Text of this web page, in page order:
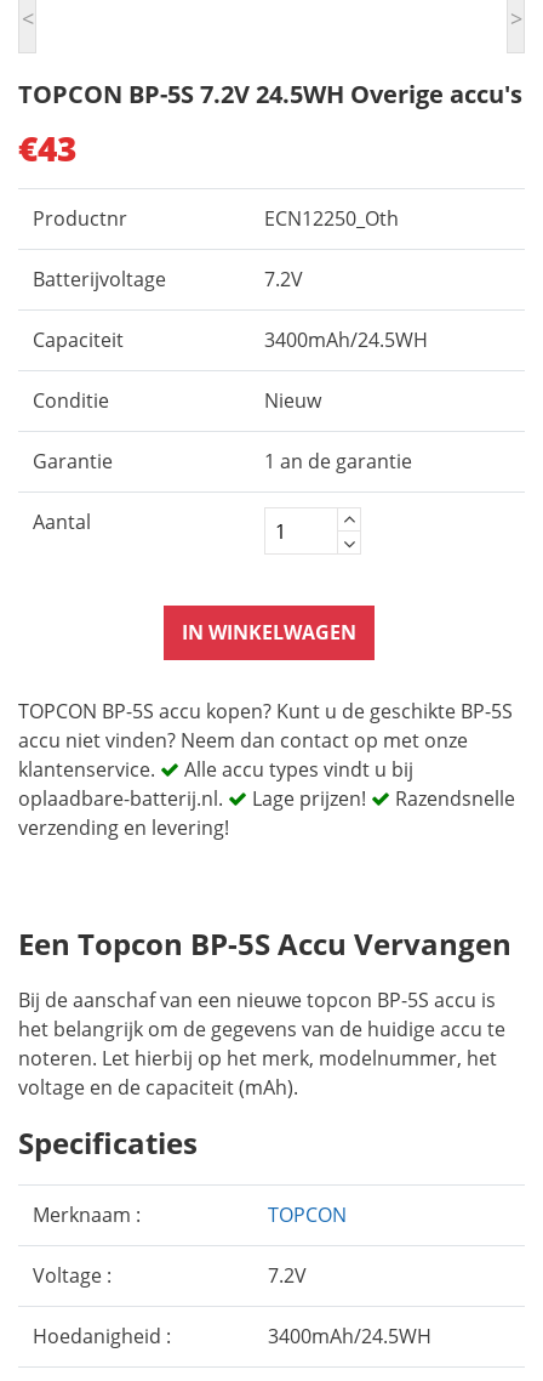
< >
TOPCON BP-5S 7.2V 24.5WH Overige accu's
€43
Productnr ECN12250_Oth
Batterijvoltage 7.2V
Capaciteit 3400mAh/24.5WH
Conditie Nieuw
Garantie 1 an de garantie
Aantal
IN WINKELWAGEN
TOPCON BP-5S accu kopen? Kunt u de geschikte BP-5S
accu niet vinden? Neem dan contact op met onze
klantenservice.
Alle accu types vindt u bij
oplaadbare-batterij.nl.
Lage prijzen!
Razendsnelle
verzending en levering!
Een Topcon BP-5S Accu Vervangen
Bij de aanschaf van een nieuwe topcon BP-5S accu is
het belangrijk om de gegevens van de huidige accu te
noteren. Let hierbij op het merk, modelnummer, het
voltage en de capaciteit (mAh).
Specificaties
Merknaam : TOPCON
Voltage : 7.2V
Hoedanigheid : 3400mAh/24.5WH